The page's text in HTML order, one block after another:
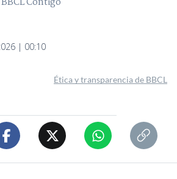
| 00:10
Ética y transparencia de BBCL